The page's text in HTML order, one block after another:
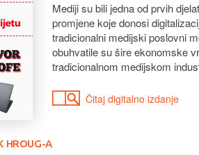
Mediji su bili jedna od prvih
promjene koje donosi
tradicionalni medijski poslovni
obuhvatile su šire ekonomske
tradicionalnom medijskom
Čitaj digitalno izdanje
HROUG-A